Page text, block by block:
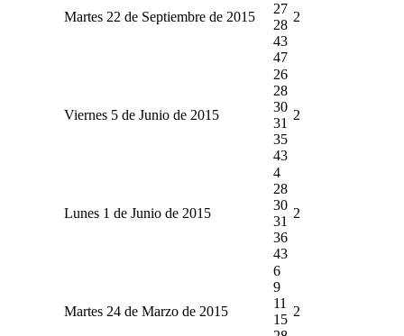
Martes 22 de Septiembre de 2015
27
28
43
47
2
Viernes 5 de Junio de 2015
26
28
30
31
35
43
2
Lunes 1 de Junio de 2015
4
28
30
31
36
43
2
Martes 24 de Marzo de 2015
6
9
11
15
2